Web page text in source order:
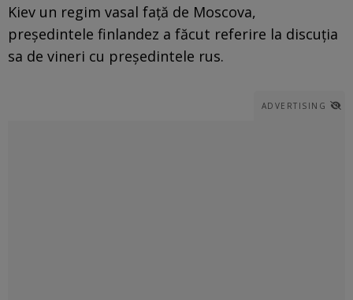
Kiev un regim vasal faţă de Moscova,
preşedintele finlandez a făcut referire la discuţia
sa de vineri cu preşedintele rus.
ADVERTISING